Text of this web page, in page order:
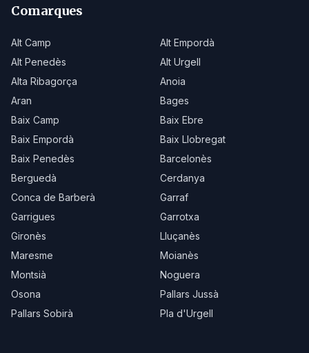
Comarques
Alt Camp
Alt Empordà
Alt Penedès
Alt Urgell
Alta Ribagorça
Anoia
Aran
Bages
Baix Camp
Baix Ebre
Baix Empordà
Baix Llobregat
Baix Penedès
Barcelonès
Berguedà
Cerdanya
Conca de Barberà
Garraf
Garrigues
Garrotxa
Gironès
Lluçanès
Maresme
Moianès
Montsià
Noguera
Osona
Pallars Jussà
Pallars Sobirà
Pla d'Urgell